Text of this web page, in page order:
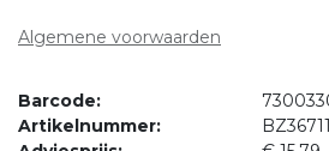
Algemene voorwaarden
Barcode:
Artikelnummer:
BZ36711